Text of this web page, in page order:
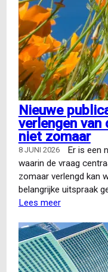
Nieuwe
verlengen
niet zomaar
8 JUNI 2026
Er is een
waarin de vraag
zomaar verlengd kan
belangrijke uitspraak
Lees meerover
publicatie
|
Hoge
Raad: